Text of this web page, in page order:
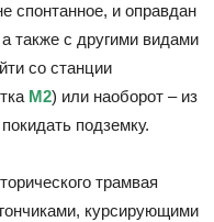
спонтанное, и оправдан
также с другими видами
со станции
М2) или наоборот – из
подземку.
трамвая
курсирующими